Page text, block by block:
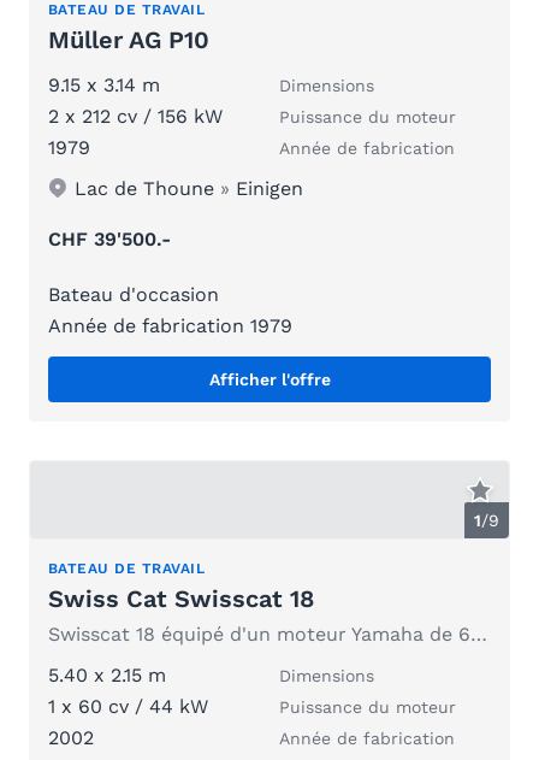
BATEAU DE TRAVAIL
Müller AG P10
9.15 x 3.14 m Dimensions
2 x 212 cv / 156 kW Puissance du moteur
1979 Année de fabrication
Lac de Thoune » Einigen
CHF 39'500.-
Bateau d'occasion
Année de fabrication 1979
Afficher l'offre
1/9
BATEAU DE TRAVAIL
Swiss Cat Swisscat 18
Swisscat 18 équipé d'un moteur Yamaha de 60 ps (bateau récemment restauré)
5.40 x 2.15 m
Dimensions
1 x 60 cv / 44 kW Puissance du moteur
2002 Année de fabrication